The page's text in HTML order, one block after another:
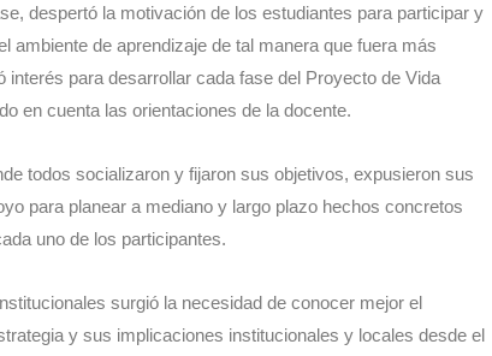
despertó la motivación de los estudiantes para participar y
ambiente de aprendizaje de tal manera que fuera más
para desarrollar cada fase del Proyecto de Vida
en cuenta las orientaciones de la docente.
todos socializaron y fijaron sus objetivos, expusieron sus
para planear a mediano y largo plazo hechos concretos
uno de los participantes.
surgió la necesidad de conocer mejor el
y sus implicaciones institucionales y locales desde el